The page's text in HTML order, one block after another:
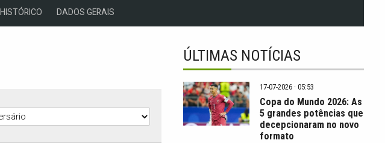
HISTÓRICO DADOS GERAIS
ÚLTIMAS NOTÍCIAS
17-07-2026 · 05:53
Copa do Mundo 2026: As
5 grandes potências que
decepcionaram no novo
formato